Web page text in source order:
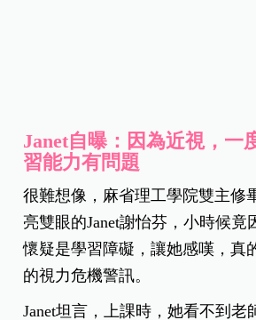
Janet自曝：因為近視，一
習能力有問題
很難想像，麻省理工學院雙主修
亮雙眼的Janet謝怡芬，小時候竟
懷疑是學習障礙，讓她感嘆，真
的視力危機警訊。
Janet坦言，上課時，她看不到老